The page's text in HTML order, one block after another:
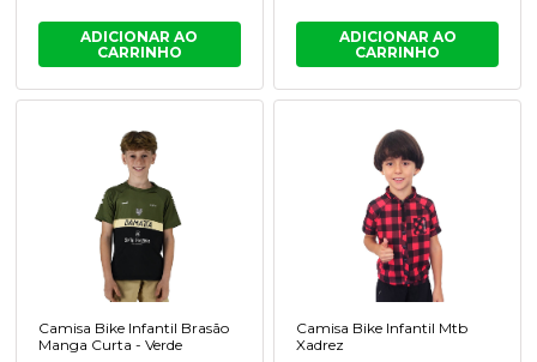
ADICIONAR AO
CARRINHO
ADICIONAR AO
CARRINHO
Camisa Bike Infantil Brasão
Manga Curta - Verde
Camisa Bike Infantil Mtb
Xadrez